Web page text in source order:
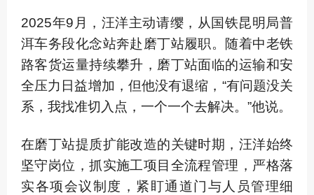
2025年9月，汪洋主动请缨，从国铁昆明局普
洱车务段化念站奔赴磨丁站履职。随着中老铁
路客货运量持续攀升，磨丁站面临的运输和安
全压力日益增加，但他没有退缩，“有问题没关
系，我找准切入点，一个一个去解决。”他说。
在磨丁站提质扩能改造的关键时期，汪洋始终
坚守岗位，抓实施工项目全流程管理，严格落
实各项会议制度，紧盯通道门与人员管理细